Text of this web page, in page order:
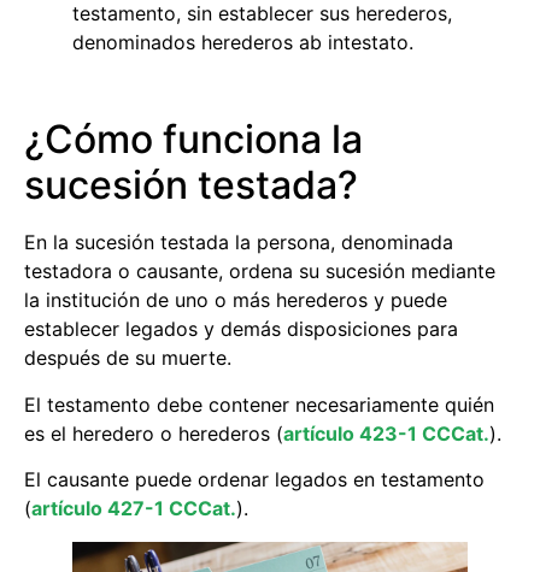
testamento, sin establecer sus herederos,
denominados herederos ab intestato.
¿Cómo funciona la
sucesión testada?
En la sucesión testada la persona, denominada
testadora o causante, ordena su sucesión mediante
la institución de uno o más herederos y puede
establecer legados y demás disposiciones para
después de su muerte.
El testamento debe contener necesariamente quién
es el heredero o herederos (artículo 423-1 CCCat.).
El causante puede ordenar legados en testamento
(artículo 427-1 CCCat.).